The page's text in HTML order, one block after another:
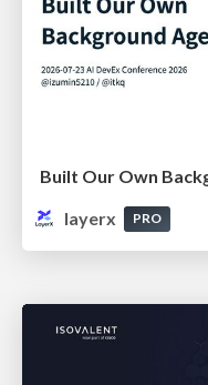
layerx
PRO